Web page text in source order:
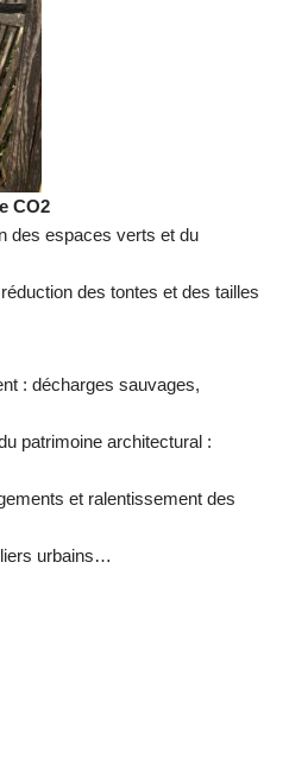
CO2
des espaces verts et du
des tontes et des tailles
: décharges sauvages,
patrimoine architectural :
et ralentissement des
urbains…